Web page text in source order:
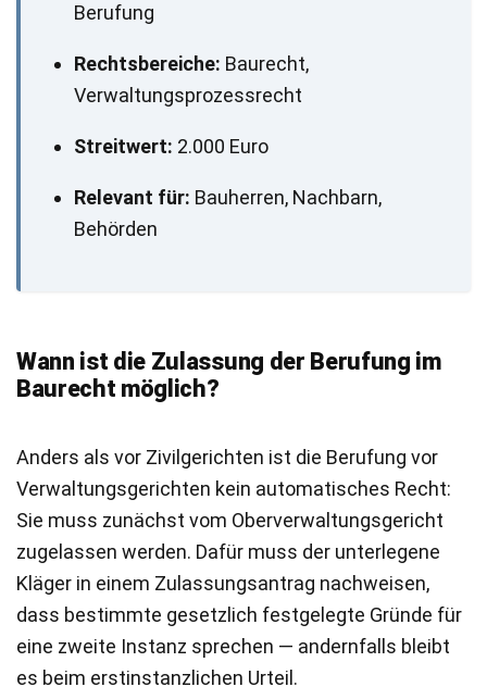
Berufung
Rechtsbereiche: Baurecht,
Verwaltungsprozessrecht
Streitwert: 2.000 Euro
Relevant für: Bauherren, Nachbarn,
Behörden
Wann ist die Zulassung der Berufung im
Baurecht möglich?
Anders als vor Zivilgerichten ist die Berufung vor
Verwaltungsgerichten kein automatisches Recht:
Sie muss zunächst vom Oberverwaltungsgericht
zugelassen werden. Dafür muss der unterlegene
Kläger in einem Zulassungsantrag nachweisen,
dass bestimmte gesetzlich festgelegte Gründe für
eine zweite Instanz sprechen — andernfalls bleibt
es beim erstinstanzlichen Urteil.